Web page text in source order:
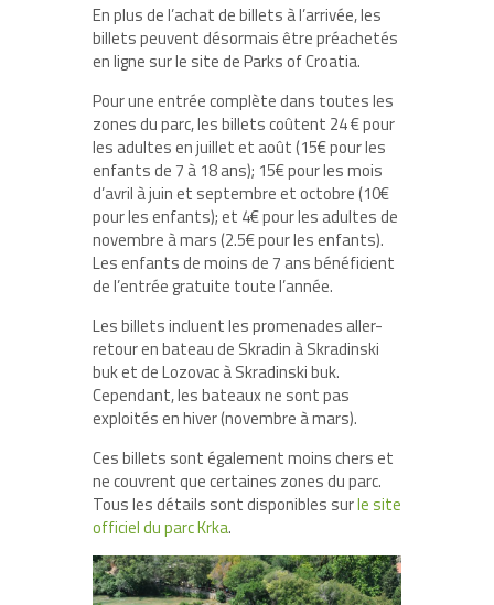
En plus de l’achat de billets à l’arrivée, les
billets peuvent désormais être préachetés
en ligne sur le site de Parks of Croatia.
Pour une entrée complète dans toutes les
zones du parc, les billets coûtent 24 € pour
les adultes en juillet et août (15€ pour les
enfants de 7 à 18 ans); 15€ pour les mois
d’avril à juin et septembre et octobre (10€
pour les enfants); et 4€ pour les adultes de
novembre à mars (2.5€ pour les enfants).
Les enfants de moins de 7 ans bénéficient
de l’entrée gratuite toute l’année.
Les billets incluent les promenades aller-
retour en bateau de Skradin à Skradinski
buk et de Lozovac à Skradinski buk.
Cependant, les bateaux ne sont pas
exploités en hiver (novembre à mars).
Ces billets sont également moins chers et
ne couvrent que certaines zones du parc.
Tous les détails sont disponibles surle site
officiel du parc Krka.